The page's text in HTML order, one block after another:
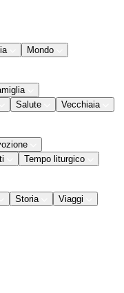
Mondo
Salute
Vecchiaia
Tempo liturgico
Storia Viaggi